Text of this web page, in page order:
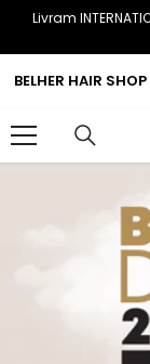
SARI LA CONTINUT
Livram
BELHER HAIR SHOP